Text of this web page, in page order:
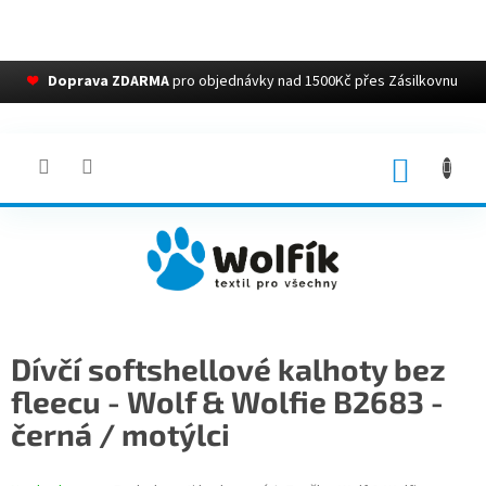
❤ Doprava ZDARMApro objednávky nad 1500Kč přes Zásilkovnu
Dívčí softshellové kalhoty bez
fleecu - Wolf & Wolfie B2683 -
černá / motýlci